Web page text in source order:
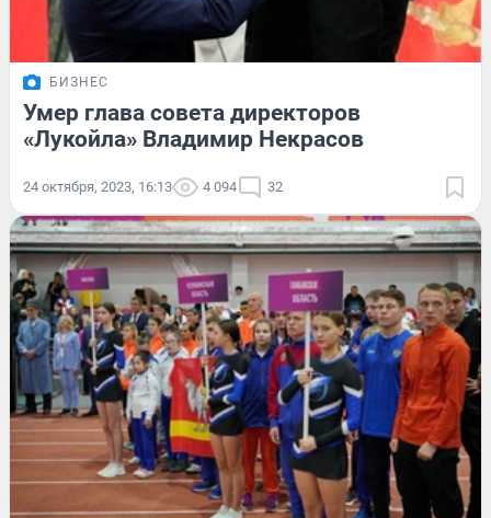
БИЗНЕС
Умер глава совета директоров
«Лукойла» Владимир Некрасов
24 октября, 2023, 16:13 4 094 32